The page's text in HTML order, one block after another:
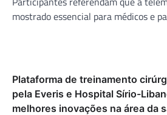
mostrado essencial para médicos e
Plataforma de treinamento
pela Everis e Hospital Sírio-
melhores inovações na área da